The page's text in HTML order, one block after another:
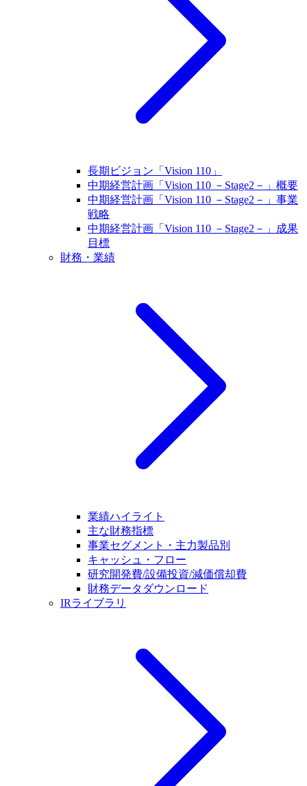
長期ビジョン「Vision 110」
中期経営計画「Vision 110 －Stage2－」概要
中期経営計画「Vision 110 －Stage2－」事業
戦略
中期経営計画「Vision 110 －Stage2－」成果
目標
財務・業績
業績ハイライト
主な財務指標
事業セグメント・主力製品別
キャッシュ・フロー
研究開発費/設備投資/減価償却費
財務データダウンロード
IRライブラリ